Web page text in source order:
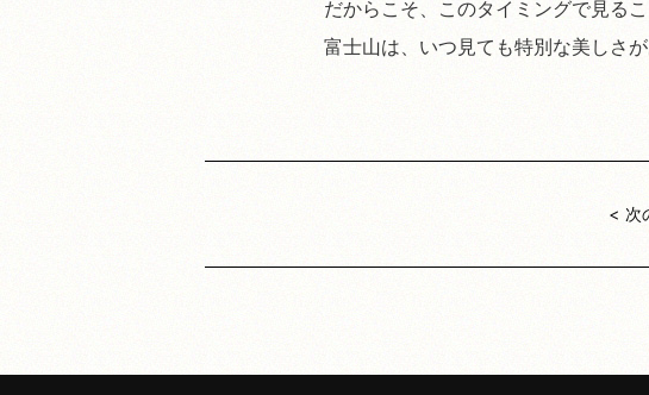
だからこそ、このタイミングで見る
富士山は、いつ見ても特別な美しさが
次